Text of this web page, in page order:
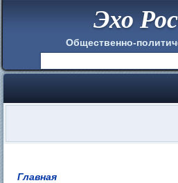
Эхо
Общественно-
Главная